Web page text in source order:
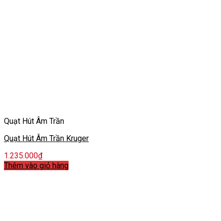
Quạt Hút Âm Trần
Quạt Hút Âm Trần Kruger
1.235.000₫
Thêm vào giỏ hàng